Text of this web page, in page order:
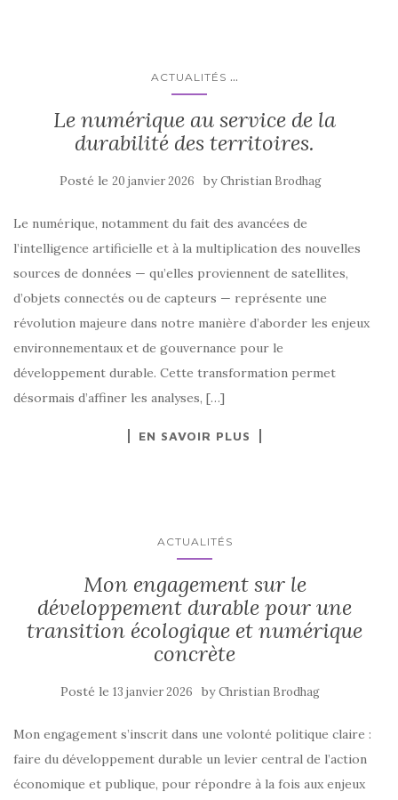
ACTUALITÉS ...
Le numérique au service de la
durabilité des territoires.
Posté le 20 janvier 2026 byChristian Brodhag
Le numérique, notamment du fait des avancées de
l’intelligence artificielle et à la multiplication des nouvelles
sources de données — qu’elles proviennent de satellites,
d’objets connectés ou de capteurs — représente une
révolution majeure dans notre manière d’aborder les enjeux
environnementaux et de gouvernance pour le
développement durable. Cette transformation permet
désormais d’affiner les analyses, […]
EN SAVOIR PLUS
ACTUALITÉS
Mon engagement sur le
développement durable pour une
transition écologique et numérique
concrète
Posté le 13 janvier 2026 byChristian Brodhag
Mon engagement s’inscrit dans une volonté politique claire :
faire du développement durable un levier central de l’action
économique et publique, pour répondre à la fois aux enjeux